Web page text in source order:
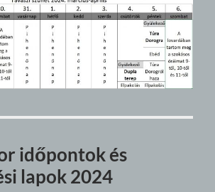
időpontok és
lapok 2024